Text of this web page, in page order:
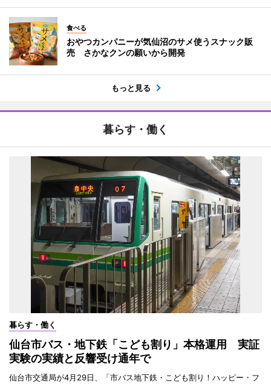
食べる
おやつカンパニーが気仙沼のサメ使うスナック販
売 さかなクンの願いから開発
もっと見る
暮らす・働く
暮らす・働く
仙台市バス・地下鉄「こども割り」本格運用 実証
実験の実績と反響受け通年で
仙台市交通局が4月29日、「市バス地下鉄・こども割り！ハッピー・フ